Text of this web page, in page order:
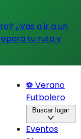
¿Vas a ir a un
tu ruta y
⚽ Verano
Futbolero
Buscar lugar
Eventos